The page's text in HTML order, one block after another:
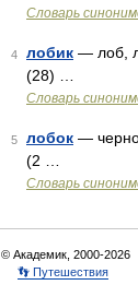
Словарь
4 лобик — лоб,
(28) …
Словарь
5 лобок —
(2 …
Словарь
© Академик, 2000-2026
👣 Путешествия